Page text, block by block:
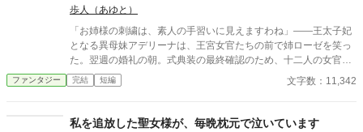
歩人（あゆと）
「お姉様の刺繍は、素人の手習いに見えますわね」――王太子妃
となる異母妹アデリーナは、王宮女官たちの前で姉ローゼを笑っ
た。翌週の婚礼の朝。式典装の最終確認のため、十二人の女官が
衣装の裏地を検めた瞬間――一人、また一人と、針を置いた。裏
地に縫い込まれていたのは、女官たちが十二年間ずっと探してい
王太后の弔意の喪服。王家儀礼衣装のすべての裏地に、同じ手
ファンタジー 完結 短編 文字数：11,342
私を追放した聖女様が、毎晩枕元で泣いています